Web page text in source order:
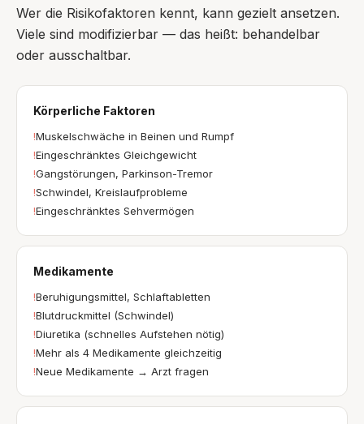
Wer die Risikofaktoren kennt, kann gezielt ansetzen.
Viele sind modifizierbar — das heißt: behandelbar
oder ausschaltbar.
Körperliche Faktoren
!Muskelschwäche in Beinen und Rumpf
!Eingeschränktes Gleichgewicht
!Gangstörungen, Parkinson-Tremor
!Schwindel, Kreislaufprobleme
!Eingeschränktes Sehvermögen
Medikamente
!Beruhigungsmittel, Schlaftabletten
!Blutdruckmittel (Schwindel)
!Diuretika (schnelles Aufstehen nötig)
!Mehr als 4 Medikamente gleichzeitig
!Neue Medikamente → Arzt fragen